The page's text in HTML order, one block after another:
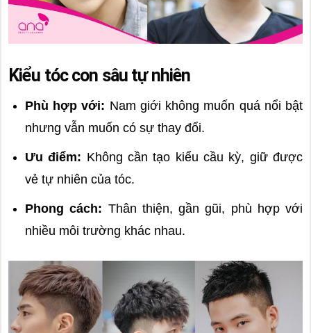
Kiểu tóc con sâu tự nhiên
Phù hợp với: Nam giới không muốn quá nổi bật
nhưng vẫn muốn có sự thay đổi.
Ưu điểm: Không cần tạo kiểu cầu kỳ, giữ được
vẻ tự nhiên của tóc.
Phong cách: Thân thiện, gần gũi, phù hợp với
nhiều môi trường khác nhau.